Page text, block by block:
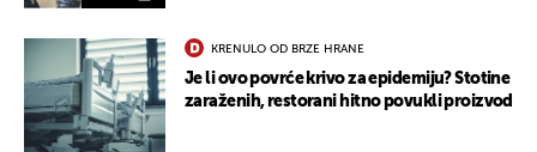
KRENULO OD BRZE HRANE
Je li ovo povrće krivo za epidemiju? Stotine
zaraženih, restorani hitno povukli proizvod